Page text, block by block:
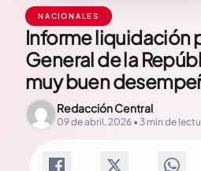
NACIONALES
Informe liquidación
General de la
muy buen
Redacción Central
09 de abril, 2026 • 3 min de